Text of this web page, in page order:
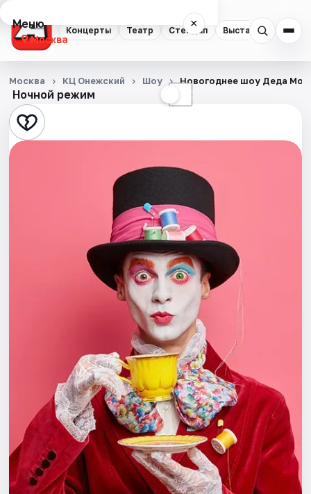
Концерты Театр Стендап Выставки
Меню ×
Москва
Концерты
Театр
Стендап
Площадки
Артисты
Рейтинги
Ночной режим ☾
Москва КЦ Онежский Шоу Новогоднее шоу Деда